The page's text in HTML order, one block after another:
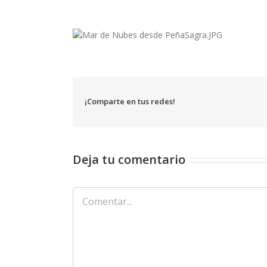
¡Comparte en tus redes!
Deja tu comentario
Comentar